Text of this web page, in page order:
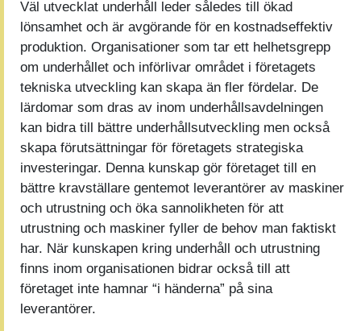
Väl utvecklat underhåll leder således till ökad
lönsamhet och är avgörande för en kostnadseffektiv
produktion. Organisationer som tar ett helhetsgrepp
om underhållet och införlivar området i företagets
tekniska utveckling kan skapa än fler fördelar. De
lärdomar som dras av inom underhållsavdelningen
kan bidra till bättre underhållsutveckling men också
skapa förutsättningar för företagets strategiska
investeringar. Denna kunskap gör företaget till en
bättre kravställare gentemot leverantörer av maskiner
och utrustning och öka sannolikheten för att
utrustning och maskiner fyller de behov man faktiskt
har. När kunskapen kring underhåll och utrustning
finns inom organisationen bidrar också till att
företaget inte hamnar “i händerna” på sina
leverantörer.